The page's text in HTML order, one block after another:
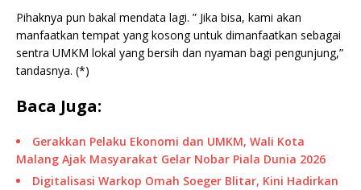
Pihaknya pun bakal mendata lagi. ” Jika bisa, kami akan
manfaatkan tempat yang kosong untuk dimanfaatkan sebagai
sentra UMKM lokal yang bersih dan nyaman bagi pengunjung,”
tandasnya. (*)
Baca Juga:
Gerakkan Pelaku Ekonomi dan UMKM, Wali Kota
Malang Ajak Masyarakat Gelar Nobar Piala Dunia 2026
Digitalisasi Warkop Omah Soeger Blitar, Kini Hadirkan